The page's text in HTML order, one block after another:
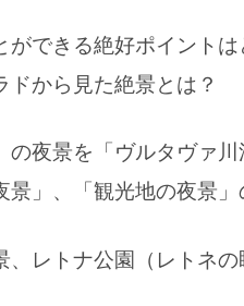
できる絶好ポイント
から見た絶景とは？
夜景を「ヴルタヴァ
」、「観光地の夜景
レトナ公園（レトネ